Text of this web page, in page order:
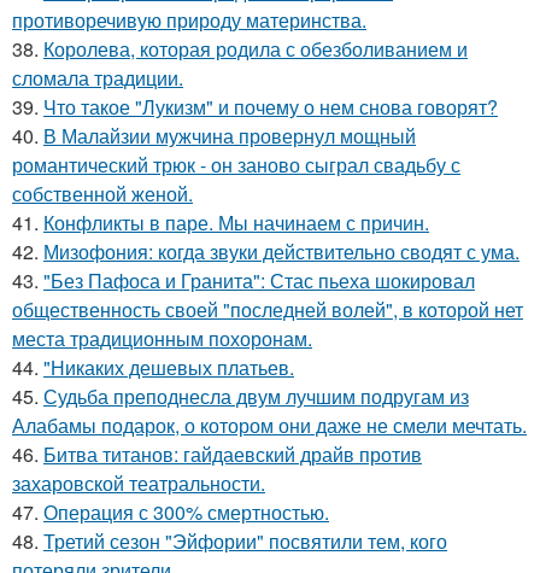
противоречивую природу материнства.
38. Королева, которая родила с обезболиванием и
сломала традиции.
39. Что такое "Лукизм" и почему о нем снова говорят?
40. В Малайзии мужчина провернул мощный
романтический трюк - он заново сыграл свадьбу с
собственной женой.
41. Конфликты в паре. Мы начинаем с причин.
42. Мизофония: когда звуки действительно сводят с ума.
43. "Без Пафоса и Гранита": Стас пьеха шокировал
общественность своей "последней волей", в которой нет
места традиционным похоронам.
44. "Никаких дешевых платьев.
45. Судьба преподнесла двум лучшим подругам из
Алабамы подарок, о котором они даже не смели мечтать.
46. Битва титанов: гайдаевский драйв против
захаровской театральности.
47. Операция с 300% смертностью.
48. Третий сезон "Эйфории" посвятили тем, кого